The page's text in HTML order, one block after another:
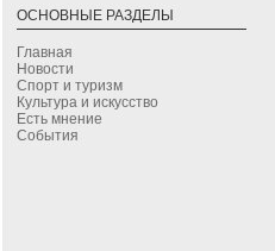
ОСНОВНЫЕ РАЗДЕЛЫ
Главная
Новости
Спорт и туризм
Культура и искусство
Есть мнение
События